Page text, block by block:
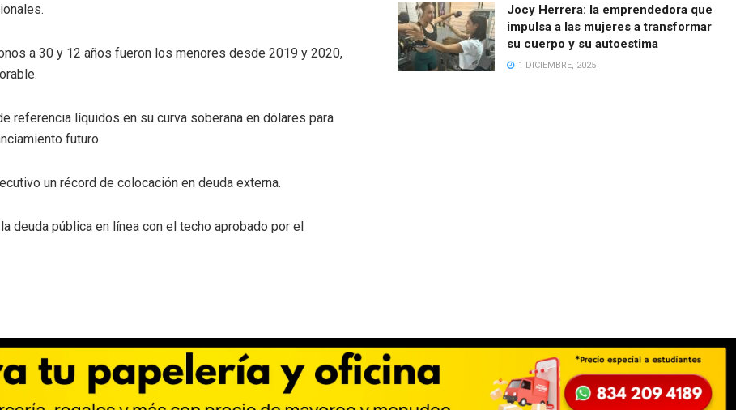
a 30 y 12 años fueron los menores desde 2019 y 2020,
referencia líquidos en su curva soberana en dólares para
futuro.
un récord de colocación en deuda externa.
deuda pública en línea con el techo aprobado por el
Jocy Herrera: la emprendedora que
impulsa a las mujeres a transformar
su cuerpo y su autoestima
1 DICIEMBRE, 2025